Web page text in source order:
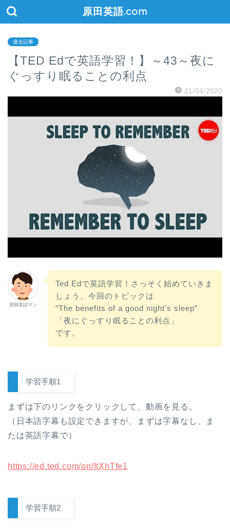
原田英語.com
過去記事
【TED Edで英語学習！】～43～夜に
ぐっすり眠ることの利点
21/04/2020
原田英語マン
Ted Edで英語学習！さっそく始めていきま
しょう。今回のトピックは
“The benefits of a good night’s sleep”
「夜にぐっすり眠ることの利点」
です。
学習手順1
まずは下のリンクをクリックして、動画を見る。
（日本語字幕も設定できますが、まずは字幕なし、ま
たは英語字幕で）
https://ed.ted.com/on/ItXhTfe1
学習手順2